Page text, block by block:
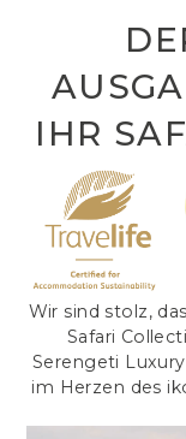
IHR
Wir sind stolz,
Safari
Serengeti
im Herzen des